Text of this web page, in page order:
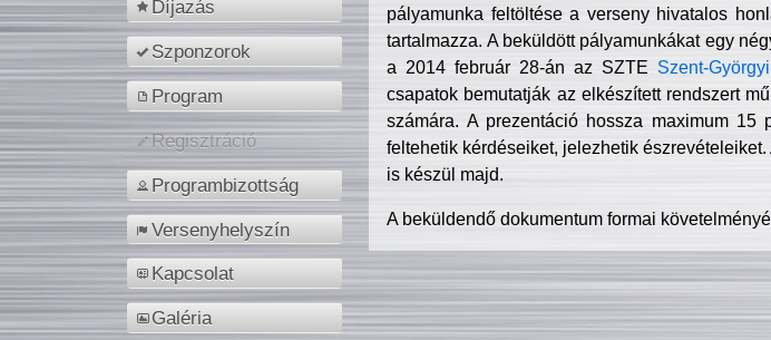
Díjazás
Szponzorok
Program
Regisztráció
Programbizottság
Versenyhelyszín
Kapcsolat
Galéria
pályamunka feltöltése a verseny hivatalos
tartalmazza. A beküldött pályamunkákat egy
a 2014 február 28-án az SZTE Szent-
csapatok bemutatják az elkészített rendszert
számára. A prezentáció hossza maximum
feltehetik kérdéseiket, jelezhetik
is készül majd.
A beküldendő dokumentum formai